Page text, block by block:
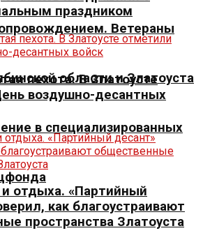
Ветераны
области и Златоуста
в специализированных
праздником
пехота. В Златоусте
воздушно-десантных
отдыха. «Партийный
как благоустраивают
пространства Златоуста